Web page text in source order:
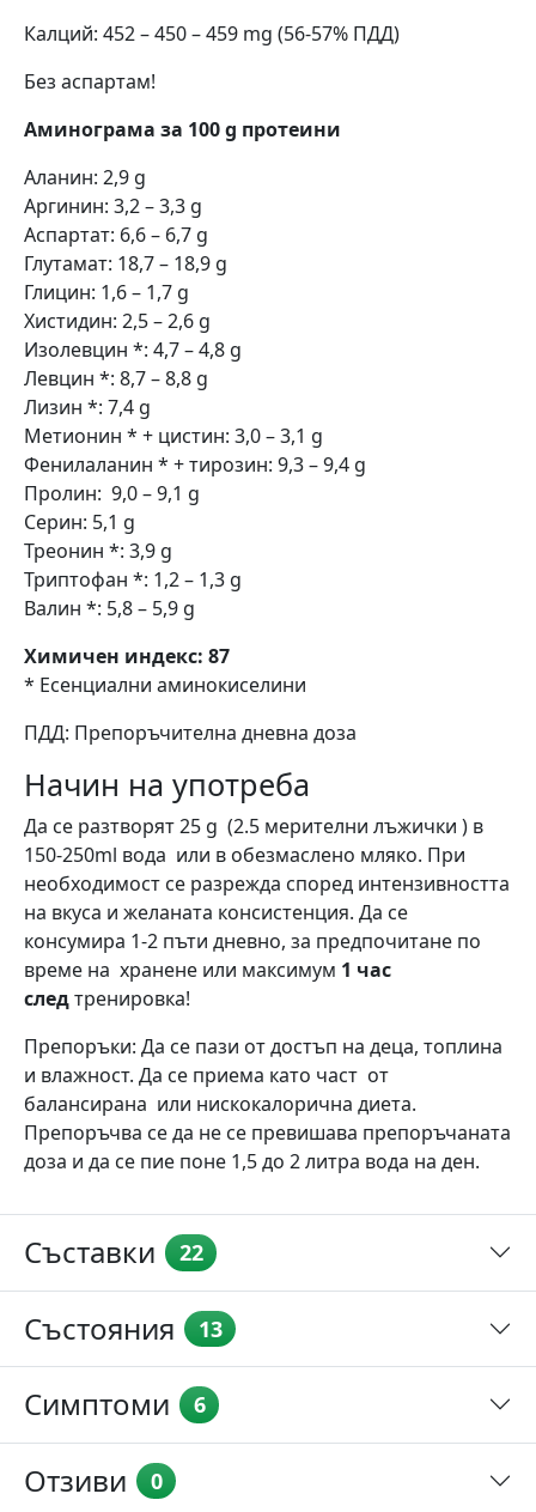
Калций: 452 – 450 – 459 mg (56-57% ПДД)
Без аспартам!
Аминограма за 100 g протеини
Аланин: 2,9 g
Аргинин: 3,2 – 3,3 g
Aспартат: 6,6 – 6,7 g
Глутамат: 18,7 – 18,9 g
Глицин: 1,6 – 1,7 g
Хистидин: 2,5 – 2,6 g
Изолевцин *: 4,7 – 4,8 g
Левцин *: 8,7 – 8,8 g
Лизин *: 7,4 g
Метионин * + цистин: 3,0 – 3,1 g
Фенилаланин * + тирозин: 9,3 – 9,4 g
Пролин: 9,0 – 9,1 g
Серин: 5,1 g
Треонин *: 3,9 g
Триптофан *: 1,2 – 1,3 g
Валин *: 5,8 – 5,9 g
Химичен индекс: 87
* Есенциални аминокиселини
ПДД: Препоръчителна дневна доза
Начин на употреба
Да се разтворят 25 g (2.5 мерителни лъжички ) в
150-250ml вода или в обезмаслено мляко. При
необходимост се разрежда според интензивността
на вкуса и желаната консистенция. Да се
консумира 1-2 пъти дневно, за предпочитане по
време на хранене или максимум 1 час
следтренировка!
Препоръки: Да се пази от достъп на деца, топлина
и влажност. Да се приема като част от
балансирана или нискокалорична диета.
Препоръчва се да не се превишава препоръчаната
доза и да се пие поне 1,5 до 2 литра вода на ден.
Съставки 22
Състояния 13
Симптоми 6
Отзиви 0